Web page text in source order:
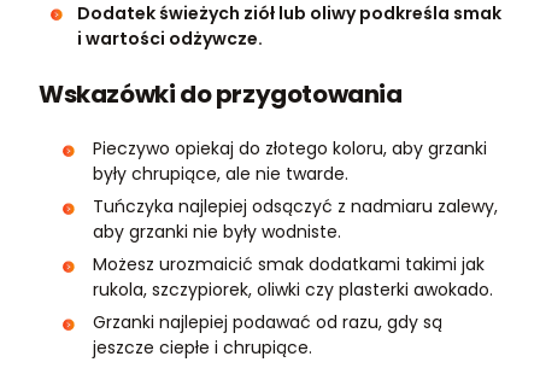
Dodatek świeżych ziół lub oliwy podkreśla smak
i wartości odżywcze.
Wskazówki do przygotowania
Pieczywo opiekaj do złotego koloru, aby grzanki
były chrupiące, ale nie twarde.
Tuńczyka najlepiej odsączyć z nadmiaru zalewy,
aby grzanki nie były wodniste.
Możesz urozmaicić smak dodatkami takimi jak
rukola, szczypiorek, oliwki czy plasterki awokado.
Grzanki najlepiej podawać od razu, gdy są
jeszcze ciepłe i chrupiące.